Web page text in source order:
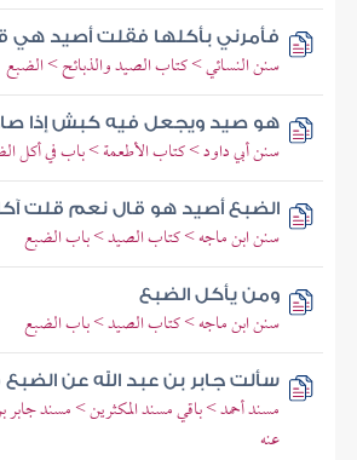
فأمرني بأكلها فقلت أصيد هي
سنن النسائي > كتاب الصيد والذبائح > الضبع
هو صيد ويجعل فيه كبش إذا
سنن أبي داود > كتاب الأطعمة > باب في أكل
الضبع أصيد هو قال نعم قلت
سنن ابن ماجه > كتاب الصيد > باب الضبع
ومن يأكل الضبع
سنن ابن ماجه > كتاب الصيد > باب الضبع
سألت جابر بن عبد الله عن
مسند أحمد > باقي مسند المكثرين > مسند جابر
عنه